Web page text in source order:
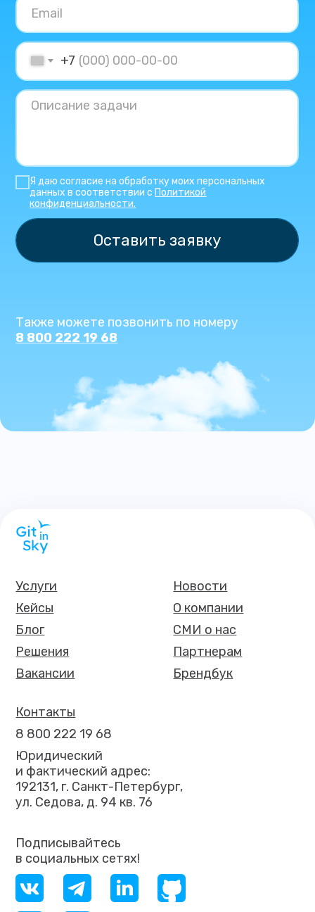
Также можете позвонить по номеру
8 800 222 19 68
+7
Я даю согласие на обработку моих персональных
данных в соответствии сПолитикой
конфиденциальности.
Оставить заявку
Брендбук
Партнерам
СМИ о нас
О компании
Новости
Вакансии
Решения
Блог
Кейсы
Услуги
Юридический
и фактический адрес:
192131, г. Санкт-Петербург,
ул. Седова, д. 94 кв. 76
8 800 222 19 68
Подписывайтесь
в социальных сетях!
Контакты